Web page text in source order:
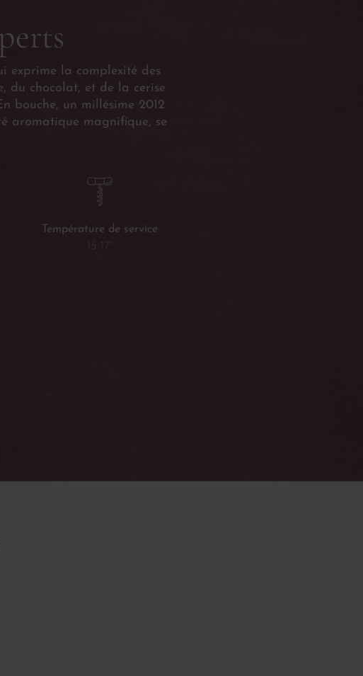
exprime la complexité des
du chocolat, et de la cerise
bouche, un millésime 2012
aromatique magnifique, se
Température de service
15-17°